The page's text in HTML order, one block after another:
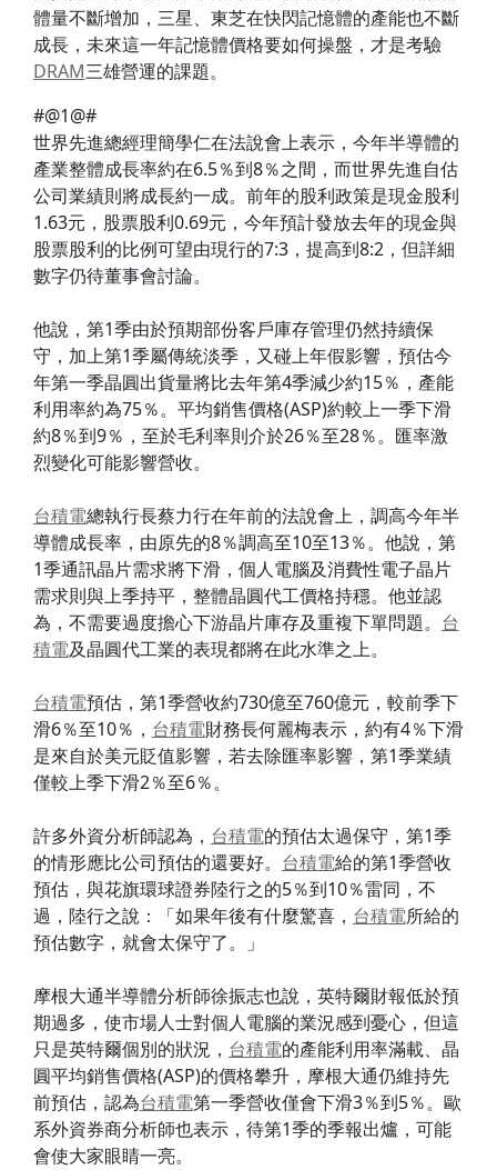
體量不斷增加，三星、東芝在快閃記憶體的產能也不斷
成長，未來這一年記憶體價格要如何操盤，才是考驗
DRAM三雄營運的課題。
#@1@#
世界先進總經理簡學仁在法說會上表示，今年半導體的
產業整體成長率約在6.5％到8％之間，而世界先進自估
公司業績則將成長約一成。前年的股利政策是現金股利
1.63元，股票股利0.69元，今年預計發放去年的現金與
股票股利的比例可望由現行的7:3，提高到8:2，但詳細
數字仍待董事會討論。
他說，第1季由於預期部份客戶庫存管理仍然持續保
守，加上第1季屬傳統淡季，又碰上年假影響，預估今
年第一季晶圓出貨量將比去年第4季減少約15％，產能
利用率約為75％。平均銷售價格(ASP)約較上一季下滑
約8％到9％，至於毛利率則介於26％至28％。匯率激
烈變化可能影響營收。
台積電總執行長蔡力行在年前的法說會上，調高今年半
導體成長率，由原先的8％調高至10至13％。他說，第
1季通訊晶片需求將下滑，個人電腦及消費性電子晶片
需求則與上季持平，整體晶圓代工價格持穩。他並認
為，不需要過度擔心下游晶片庫存及重複下單問題。 台
積電及晶圓代工業的表現都將在此水準之上。
台積電預估，第1季營收約730億至760億元，較前季下
滑6％至10％， 台積電財務長何麗梅表示，約有4％下滑
是來自於美元貶值影響，若去除匯率影響，第1季業績
僅較上季下滑2％至6％。
許多外資分析師認為， 台積電的預估太過保守，第1季
的情形應比公司預估的還要好。 台積電給的第1季營收
預估，與花旗環球證券陸行之的5％到10％雷同，不
過，陸行之說：「如果年後有什麼驚喜， 台積電所給的
預估數字，就會太保守了。」
摩根大通半導體分析師徐振志也說，英特爾財報低於預
期過多，使市場人士對個人電腦的業況感到憂心，但這
只是英特爾個別的狀況， 台積電的產能利用率滿載、晶
圓平均銷售價格(ASP)的價格攀升，摩根大通仍維持先
前預估，認為台積電第一季營收僅會下滑3％到5％。歐
系外資券商分析師也表示，待第1季的季報出爐，可能
會使大家眼睛一亮。